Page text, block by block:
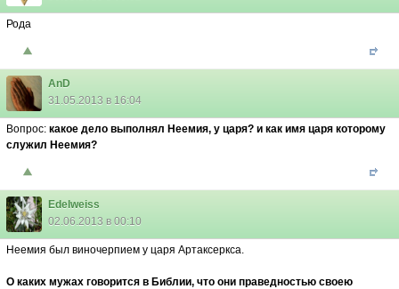
Рода
AnD
31.05.2013 в 16:04
Вопрос: какое дело выполнял Неемия, у царя? и как имя царя которому
служил Неемия?
Edelweiss
02.06.2013 в 00:10
Неемия был виночерпием у царя Артаксеркса.
О каких мужах говорится в Библии, что они праведностью своею